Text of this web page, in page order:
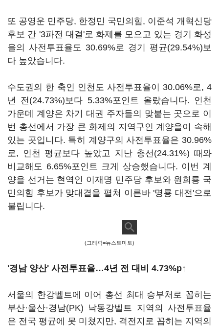
또 공영운 민주당, 한정민 국민의힘, 이준석 개혁신당
후보 간 '3파전 대결'로 화제를 모으고 있는 경기 화성
을의 사전투표율도 30.69%로 경기 평균(29.54%)보
다 높았습니다.
수도권의 한 축인 인천도 사전투표율이 30.06%로, 4
년 전(24.73%)보다 5.33%포인트 올랐습니다. 인천
가운데 계양은 차기 대권 주자들의 맞붙는 곳으로 이
번 총선에서 가장 큰 화제의 지역구인 계양을이 속해
있는 곳입니다. 특히 계양구의 사전투표율은 30.96%
로, 인천 평균보다 높았고 지난 총선(24.31%) 때와
비교해도 6.65%포인트 크게 상승했습니다. 이번 계
양을 선거는 현역인 이재명 민주당 후보와 원희룡 국
민의힘 후보가 맞대결을 펼쳐 이른바 '명룡 대전'으로
불립니다.
(그래픽=뉴스토마토)
'경남 양산' 사전투표율…4년 전 대비 4.73%p↑
서울의 한강벨트에 이어 총선 최대 승부처로 꼽히는
부산·울산·경남(PK) 낙동강벨트 지역의 사전투표율
은 전국 평균에 못 미쳤지만, 격전지로 꼽히는 지역의